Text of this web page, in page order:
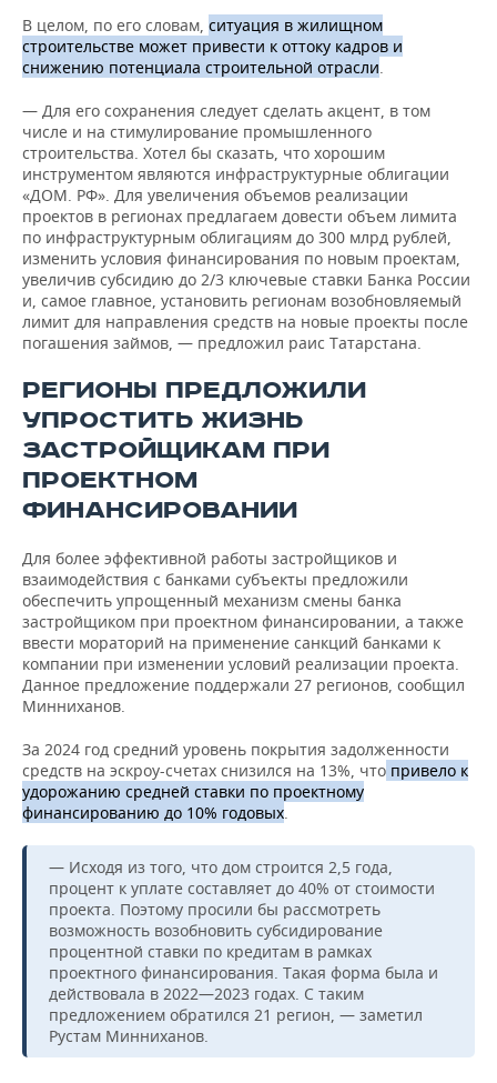
В целом, по его словам, ситуация в жилищном
строительстве может привести к оттоку кадров и
снижению потенциала строительной отрасли.
— Для его сохранения следует сделать акцент, в том
числе и на стимулирование промышленного
строительства. Хотел бы сказать, что хорошим
инструментом являются инфраструктурные облигации
«ДОМ. РФ». Для увеличения объемов реализации
проектов в регионах предлагаем довести объем лимита
по инфраструктурным облигациям до 300 млрд рублей,
изменить условия финансирования по новым проектам,
увеличив субсидию до 2/3 ключевые ставки Банка России
и, самое главное, установить регионам возобновляемый
лимит для направления средств на новые проекты после
погашения займов, — предложил раис Татарстана.
РЕГИОНЫ ПРЕДЛОЖИЛИ
УПРОСТИТЬ ЖИЗНЬ
ЗАСТРОЙЩИКАМ ПРИ
ПРОЕКТНОМ
ФИНАНСИРОВАНИИ
Для более эффективной работы застройщиков и
взаимодействия с банками субъекты предложили
обеспечить упрощенный механизм смены банка
застройщиком при проектном финансировании, а также
ввести мораторий на применение санкций банками к
компании при изменении условий реализации проекта.
Данное предложение поддержали 27 регионов, сообщил
Минниханов.
За 2024 год средний уровень покрытия задолженности
средств на эскроу-счетах снизился на 13%, что привело к
удорожанию средней ставки по проектному
финансированию до 10% годовых.
— Исходя из того, что дом строится 2,5 года,
процент к уплате составляет до 40% от стоимости
проекта. Поэтому просили бы рассмотреть
возможность возобновить субсидирование
процентной ставки по кредитам в рамках
проектного финансирования. Такая форма была и
действовала в 2022—2023 годах. С таким
предложением обратился 21 регион, — заметил
Рустам Минниханов.